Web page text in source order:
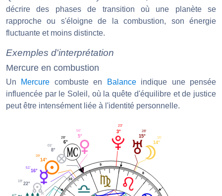
décrire des phases de transition où une planète se
rapproche ou s'éloigne de la combustion, son énergie
fluctuante et moins distincte.
Exemples d'interprétation
Mercure en combustion
Un Mercure combuste en Balanceindique une pensée
influencée par le Soleil, où la quête d'équilibre et de justice
peut être intensément liée à l'identité personnelle.
8
9
10
14°
15'
15°
28'
3°
23'
5°
56'
6°
28'
8°
01'
14°
39'
16°
51'
22°
19'
47'